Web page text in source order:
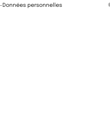
Données personnelles